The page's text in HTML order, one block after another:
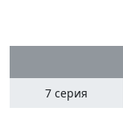
7 серия